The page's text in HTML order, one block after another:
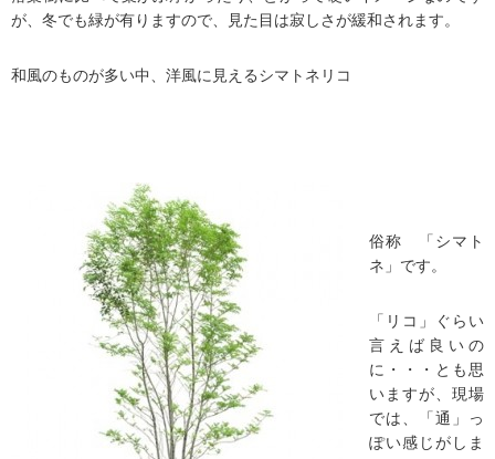
が、冬でも緑が有りますので、見た目は寂しさが緩和されます。
和風のものが多い中、洋風に見えるシマトネリコ
俗称 「シマト
ネ」です。
「リコ」ぐらい
言えば良いの
に・・・とも思
いますが、現場
では、「通」っ
ぽい感じがしま